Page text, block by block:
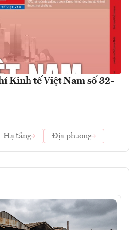
Kinh tế Việt Nam số 32-
Hạ tầng Địa phương